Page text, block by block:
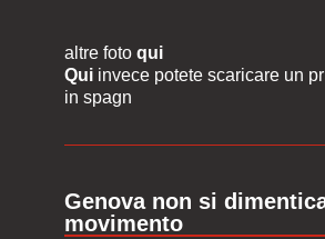
altre foto qui
Quiinvece potete scaricare un
in spagn
Genova non si
movimento